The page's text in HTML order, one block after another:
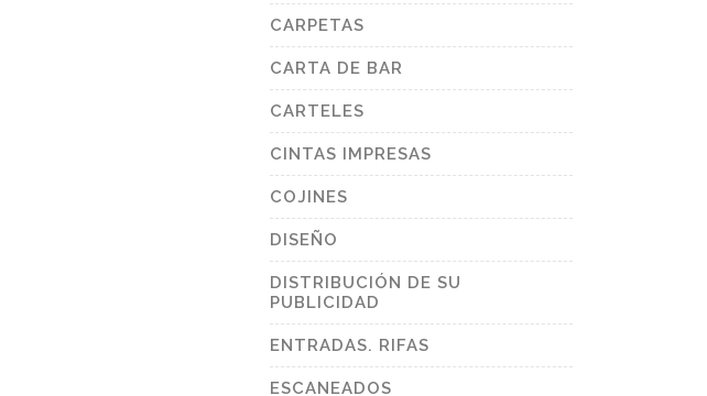
CARPETAS
CARTA DE BAR
CARTELES
CINTAS IMPRESAS
COJINES
DISEÑO
DISTRIBUCIÓN DE SU
PUBLICIDAD
ENTRADAS. RIFAS
ESCANEADOS